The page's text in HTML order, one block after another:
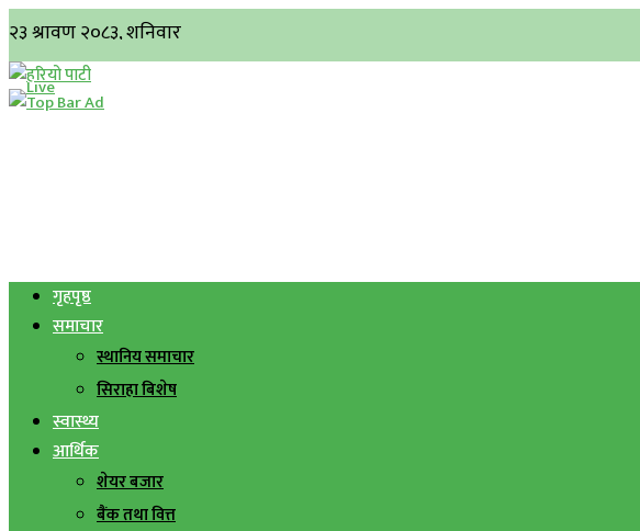
गृहपृष्ठ
समाचार
स्थानिय समाचार
सिराहा बिशेष
स्वास्थ्य
आर्थिक
शेयर बजार
बैंक तथा वित्त